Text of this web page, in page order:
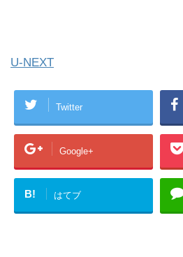
U-NEXT
Twitter
Google+
B! はてブ